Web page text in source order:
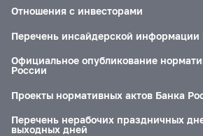
Отношения с инвесторами
Перечень инсайдерской информации
Официальное опубликование
России
Проекты нормативных актов Банка
Перечень нерабочих праздничных
выходных дней